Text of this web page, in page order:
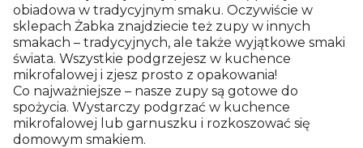
obiadowa w tradycyjnym smaku. Oczywiście w
sklepach Żabka znajdziecie też zupy w innych
smakach – tradycyjnych, ale także wyjątkowe smaki
świata. Wszystkie podgrzejesz w kuchence
mikrofalowej i zjesz prosto z opakowania!
Co najważniejsze – nasze zupy są gotowe do
spożycia. Wystarczy podgrzać w kuchence
mikrofalowej lub garnuszku i rozkoszować się
domowym smakiem.